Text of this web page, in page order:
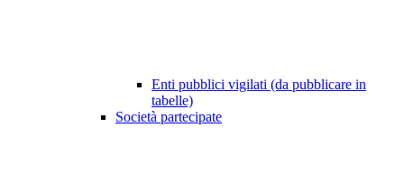
Enti pubblici vigilati (da pubblicare in
tabelle)
Società partecipate